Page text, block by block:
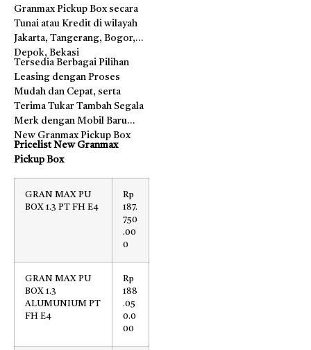
Granmax Pickup Box secara
Tunai atau Kredit di wilayah
Jakarta, Tangerang, Bogor,
Depok, Bekasi
Tersedia Berbagai Pilihan
Leasing dengan Proses
Mudah dan Cepat, serta
Terima Tukar Tambah Segala
Merk dengan Mobil Baru
New Granmax Pickup Box
Pricelist New Granmax
Pickup Box
GRAN MAX PU
BOX 1.3 PT FH E4
Rp
187.
750
.00
0
GRAN MAX PU
BOX 1.3
ALUMUNIUM PT
FH E4
Rp
188
.05
0.0
00